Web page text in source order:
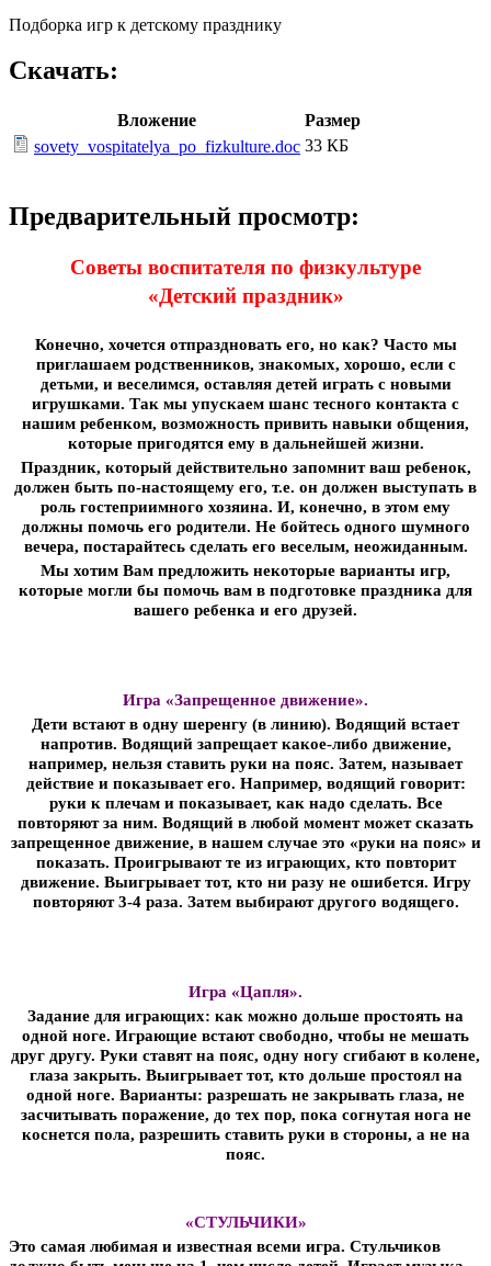
Подборка игр к детскому празднику
Скачать:
Вложение
Размер
sovety_vospitatelya_po_fizkulture.doc 33 КБ
Предварительный просмотр:
Советы воспитателя по физкультуре
«Детский праздник»
Конечно, хочется отпраздновать его, но как? Часто мы
приглашаем родственников, знакомых, хорошо, если с
детьми, и веселимся, оставляя детей играть с новыми
игрушками. Так мы упускаем шанс тесного контакта с
нашим ребенком, возможность привить навыки общения,
которые пригодятся ему в дальнейшей жизни.
Праздник, который действительно запомнит ваш ребенок,
должен быть по-настоящему его, т.е. он должен выступать в
роль гостеприимного хозяина. И, конечно, в этом ему
должны помочь его родители. Не бойтесь одного шумного
вечера, постарайтесь сделать его веселым, неожиданным.
Мы хотим Вам предложить некоторые варианты игр,
которые могли бы помочь вам в подготовке праздника для
вашего ребенка и его друзей.
Игра «Запрещенное движение».
Дети встают в одну шеренгу (в линию). Водящий встает
напротив. Водящий запрещает какое-либо движение,
например, нельзя ставить руки на пояс. Затем, называет
действие и показывает его. Например, водящий говорит:
руки к плечам и показывает, как надо сделать. Все
повторяют за ним. Водящий в любой момент может сказать
запрещенное движение, в нашем случае это «руки на пояс» и
показать. Проигрывают те из играющих, кто повторит
движение. Выигрывает тот, кто ни разу не ошибется. Игру
повторяют 3-4 раза. Затем выбирают другого водящего.
Игра «Цапля».
Задание для играющих: как можно дольше простоять на
одной ноге. Играющие встают свободно, чтобы не мешать
друг другу. Руки ставят на пояс, одну ногу сгибают в колене,
глаза закрыть. Выигрывает тот, кто дольше простоял на
одной ноге. Варианты: разрешать не закрывать глаза, не
засчитывать поражение, до тех пор, пока согнутая нога не
коснется пола, разрешить ставить руки в стороны, а не на
пояс.
«СТУЛЬЧИКИ»
Это самая любимая и известная всеми игра. Стульчиков